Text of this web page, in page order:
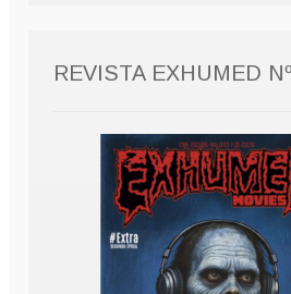
REVISTA EXHUMED